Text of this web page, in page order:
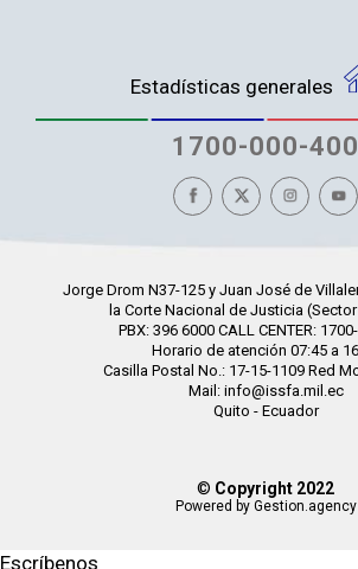
Estadísticas generales
1700-000-400
© Copyright 2022
Powered by Gestion.agency
Jorge Drom N37-125 y Juan José de
la Corte Nacional de Justicia
PBX: 396 6000 CALL CENTER:
Horario de atención 07:45 a
Casilla Postal No.: 17-15-1109 Red
Mail: info@issfa.mil.ec
Quito - Ecuador
Escríbenos